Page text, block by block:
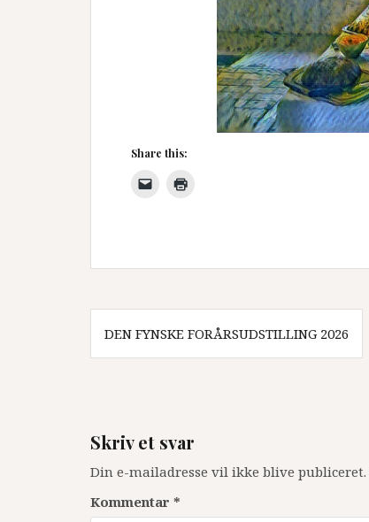
Share this:
Indlægsnavigation
DEN FYNSKE FORÅRSUDSTILLING 2026
Skriv et svar
Din e-mailadresse vil ikke blive publiceret.
Kommentar *